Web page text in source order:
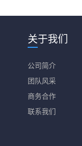
关于我们
公司简介
团队风采
商务合作
联系我们